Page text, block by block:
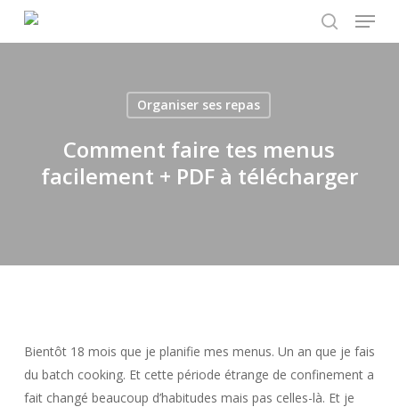
search
Menu
Organiser ses repas
Comment faire tes menus
facilement + PDF à télécharger
Bientôt 18 mois que je planifie mes menus. Un an que je fais
du batch cooking. Et cette période étrange de confinement a
fait changé beaucoup d’habitudes mais pas celles-là. Et je